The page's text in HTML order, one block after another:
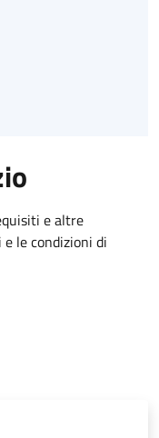
e altre
le condizioni di